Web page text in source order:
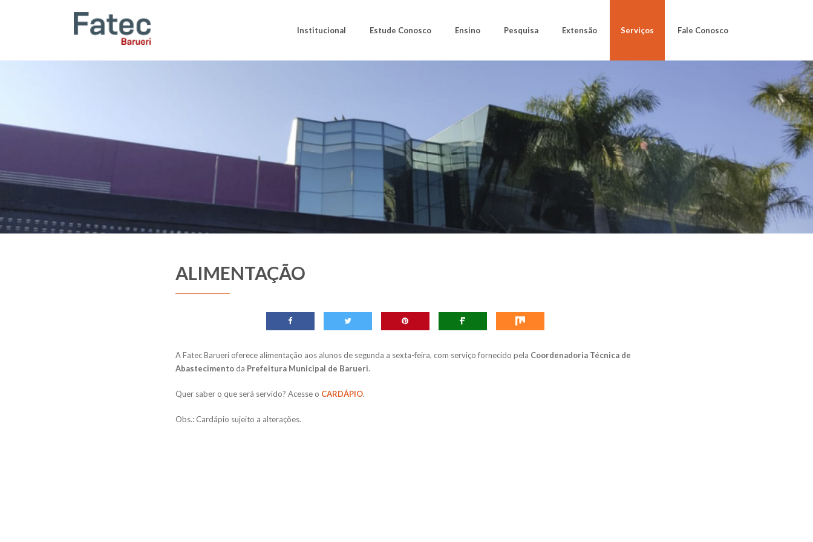
Institucional Estude Conosco Ensino Pesquisa Extensão Serviços Fale Conosco
ALIMENTAÇÃO
A Fatec Barueri oferece alimentação aos alunos de segunda a sexta-feira, com serviço fornecido pela Coordenadoria Técnica de
Abastecimentoda Prefeitura Municipal de Barueri.
Quer saber o que será servido? Acesse o CARDÁPIO.
Obs.: Cardápio sujeito a alterações.